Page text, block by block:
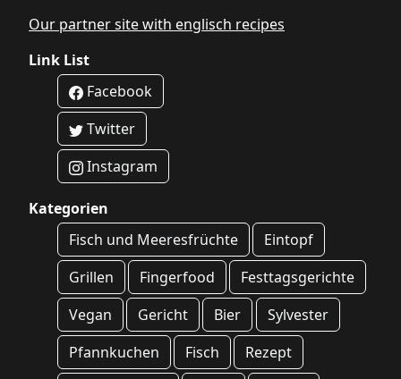
Our partner site with englisch recipes
Link List
Facebook
Twitter
Instagram
Kategorien
Fisch und Meeresfrüchte
Eintopf
Grillen
Fingerfood
Festtagsgerichte
Vegan
Gericht Bier
Sylvester
Pfannkuchen
Fisch
Rezept